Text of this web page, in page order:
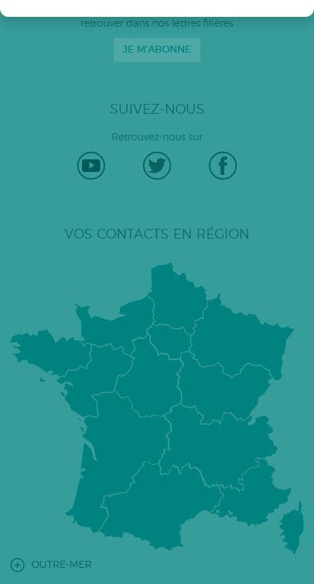
retrouver dans nos lettres filières
JE M'ABONNE
SUIVEZ-NOUS
Retrouvez-nous sur
VOS CONTACTS EN RÉGION
OUTRE-MER